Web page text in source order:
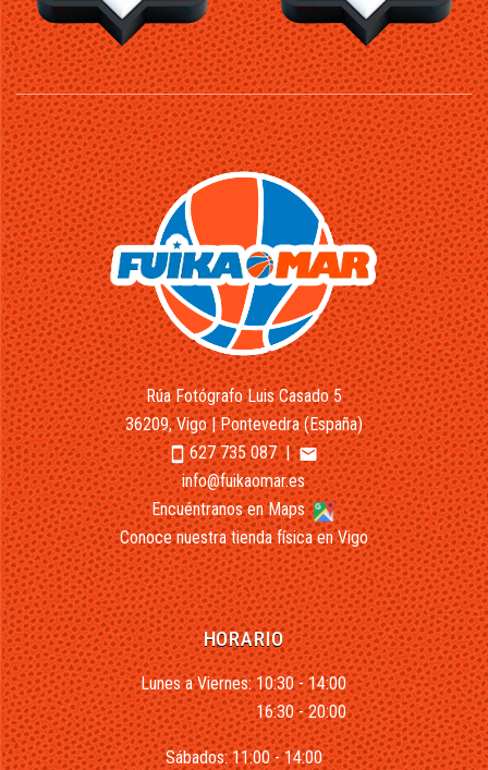
Rúa Fotógrafo Luis Casado 5
36209, Vigo | Pontevedra (España)
smartphone627 735 087|email
info@fuikaomar.es
Encuéntranos en Maps
Conoce nuestra tienda física en Vigo
HORARIO
Lunes a Viernes: 10:30 - 14:00
16:30 - 20:00
Sábados: 11:00 - 14:00